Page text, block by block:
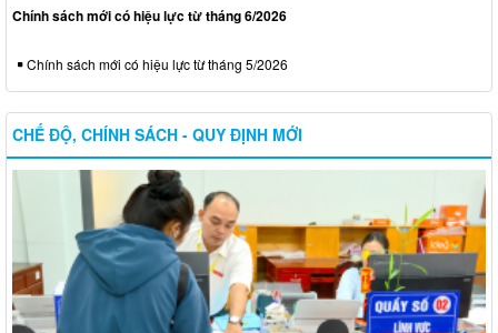
Chính sách mới có hiệu lực từ tháng 6/2026
Chính sách mới có hiệu lực từ tháng 5/2026
CHẾ ĐỘ, CHÍNH SÁCH - QUY ĐỊNH MỚI